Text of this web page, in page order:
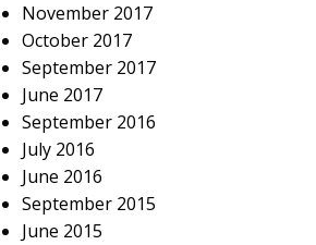
November 2017
October 2017
September 2017
June 2017
September 2016
July 2016
June 2016
September 2015
June 2015